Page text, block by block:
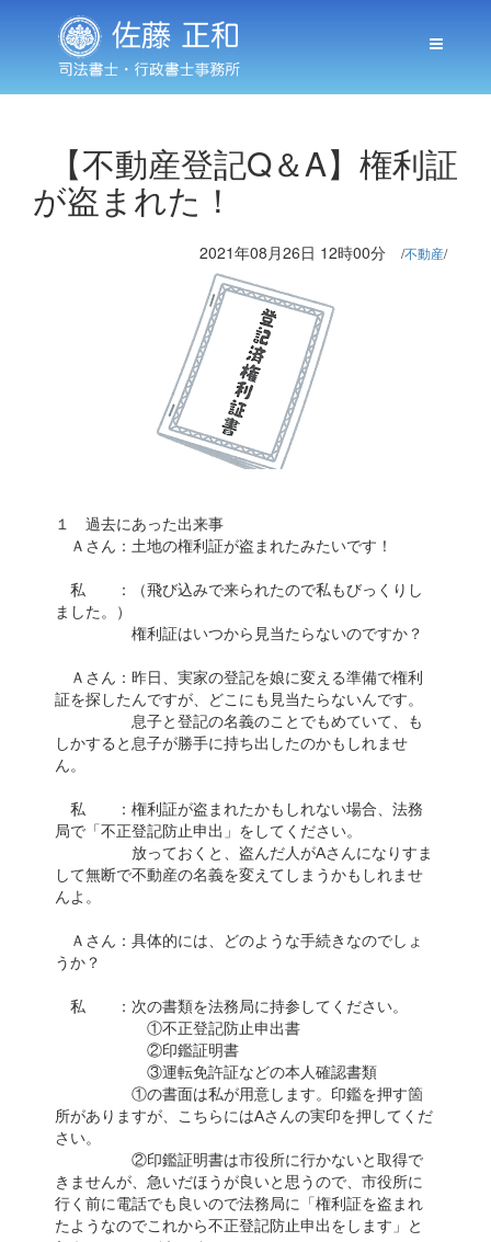
【不動産登記Q＆A】権利証
が盗まれた！
2021年08月26日 12時00分 不動産
１ 過去にあった出来事
Ａさん：土地の権利証が盗まれたみたいです！
私 ：（飛び込みで来られたので私もびっくりし
ました。）
権利証はいつから見当たらないのですか？
Ａさん：昨日、実家の登記を娘に変える準備で権利
証を探したんですが、どこにも見当たらないんです。
息子と登記の名義のことでもめていて、も
しかすると息子が勝手に持ち出したのかもしれませ
ん。
私 ：権利証が盗まれたかもしれない場合、法務
局で「不正登記防止申出」をしてください。
放っておくと、盗んだ人がAさんになりすま
して無断で不動産の名義を変えてしまうかもしれませ
んよ。
Ａさん：具体的には、どのような手続きなのでしょ
うか？
私 ：次の書類を法務局に持参してください。
①不正登記防止申出書
②印鑑証明書
③運転免許証などの本人確認書類
①の書面は私が用意します。印鑑を押す箇
所がありますが、こちらにはAさんの実印を押してくだ
さい。
②印鑑証明書は市役所に行かないと取得で
きませんが、急いだほうが良いと思うので、市役所に
行く前に電話でも良いので法務局に「権利証を盗まれ
たようなのでこれから不正登記防止申出をします」と